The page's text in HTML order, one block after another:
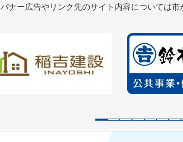
バナー広告やリンク先のサイト内容については市
2
枚
目
の
ス